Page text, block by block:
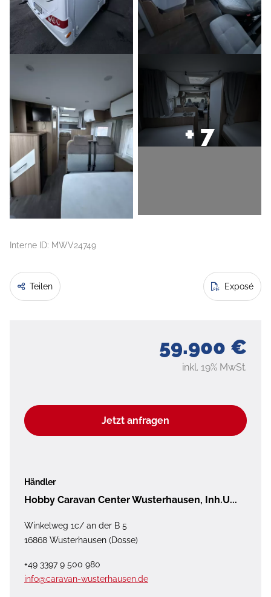
+ 7
Interne ID: MWV24749
Teilen Exposé
59.900 €
inkl. 19% MwSt.
Jetzt anfragen
Händler
Hobby Caravan Center Wusterhausen, Inh.U...
Winkelweg 1c/ an der B 5
16868 Wusterhausen (Dosse)
+49 3397 9 500 980
info@caravan-wusterhausen.de